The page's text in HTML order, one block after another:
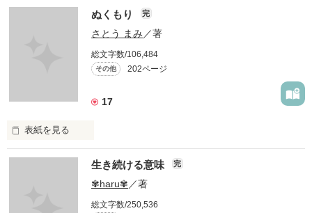
ぬくもり 完
さとう まみ ／著
総文字数/106,484
その他 202ページ
17
表紙を見る
愛したいのに…
生き続ける意味 完
✾haru✾ ／著
総文字数/250,536